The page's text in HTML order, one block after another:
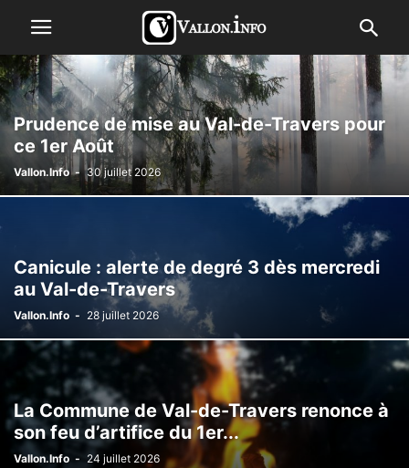
Prudence de mise au Val-de-Travers pour
ce 1er Août
Vallon.Info - 30 juillet 2026
Canicule : alerte de degré 3 dès mercredi
au Val-de-Travers
Vallon.Info - 28 juillet 2026
La Commune de Val-de-Travers renonce à
son feu d’artifice du 1er...
Vallon.Info - 24 juillet 2026